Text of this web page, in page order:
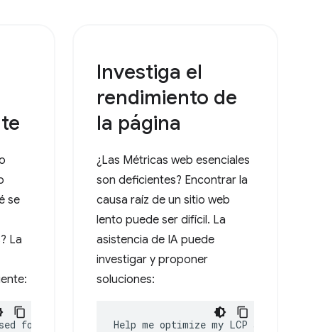
se
La
for?
Investiga el
rendimiento de
la página
¿Las Métricas web esenciales
son deficientes? Encontrar la
causa raíz de un sitio web
lento puede ser difícil. La
asistencia de IA puede
investigar y proponer
soluciones:
Help me optimize my LCP score